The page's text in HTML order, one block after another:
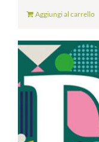
Aggiungi al carrello